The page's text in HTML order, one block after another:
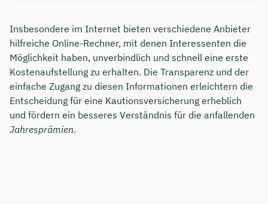
Insbesondere im Internet bieten verschiedene Anbieter
hilfreiche Online-Rechner, mit denen Interessenten die
Möglichkeit haben, unverbindlich und schnell eine erste
Kostenaufstellung zu erhalten. Die Transparenz und der
einfache Zugang zu diesen Informationen erleichtern die
Entscheidung für eine Kautionsversicherung erheblich
und fördern ein besseres Verständnis für die anfallenden
Jahresprämien.